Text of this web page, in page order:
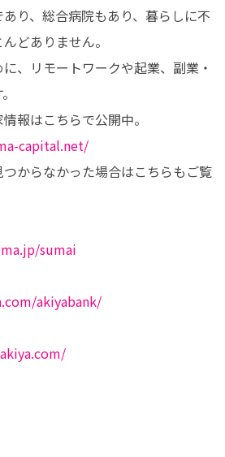
り、総合病院もあり、暮らしに不
どありません。
、リモートワークや起業、副業・
capital.net/
からなかった場合はこちらもご覧
sumai
akiyabank/